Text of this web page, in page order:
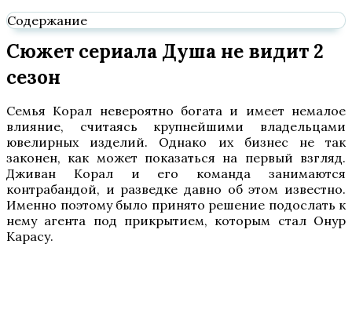
Содержание
Сюжет сериала Душа не видит 2
сезон
Семья Корал невероятно богата и имеет немалое
влияние, считаясь крупнейшими владельцами
ювелирных изделий. Однако их бизнес не так
законен, как может показаться на первый взгляд.
Дживан Корал и его команда занимаются
контрабандой, и разведке давно об этом известно.
Именно поэтому было принято решение подослать к
нему агента под прикрытием, которым стал Онур
Карасу.